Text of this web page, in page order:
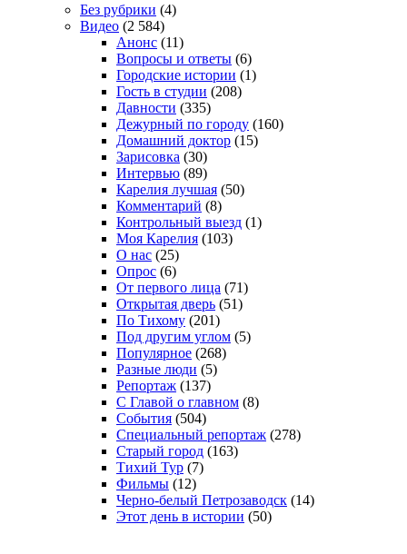
Без рубрики (4)
Видео (2 584)
Анонс (11)
Вопросы и ответы (6)
Городские истории (1)
Гость в студии (208)
Давности (335)
Дежурный по городу (160)
Домашний доктор (15)
Зарисовка (30)
Интервью (89)
Карелия лучшая (50)
Комментарий (8)
Контрольный выезд (1)
Моя Карелия (103)
О нас (25)
Опрос (6)
От первого лица (71)
Открытая дверь (51)
По Тихому (201)
Под другим углом (5)
Популярное (268)
Разные люди (5)
Репортаж (137)
С Главой о главном (8)
События (504)
Специальный репортаж (278)
Старый город (163)
Тихий Тур (7)
Фильмы (12)
Черно-белый Петрозаводск (14)
Этот день в истории (50)